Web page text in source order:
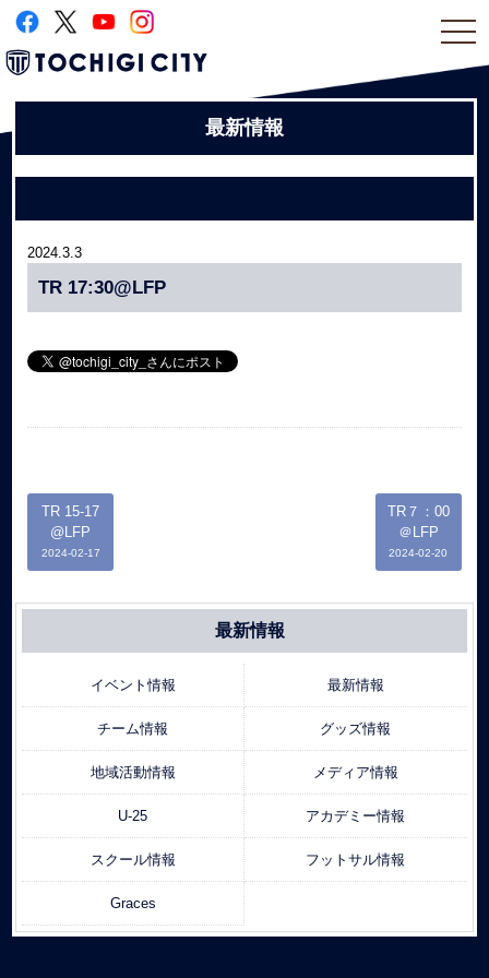
最新情報
2024.3.3
TR 17:30@LFP
TR 15-17
@LFP
2024-02-17
TR７：00
＠LFP
2024-02-20
最新情報
イベント情報 最新情報
チーム情報 グッズ情報
地域活動情報 メディア情報
U-25 アカデミー情報
スクール情報 フットサル情報
Graces